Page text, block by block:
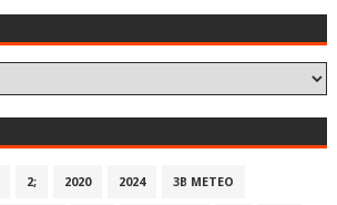
2; 2020 2024 3B METEO